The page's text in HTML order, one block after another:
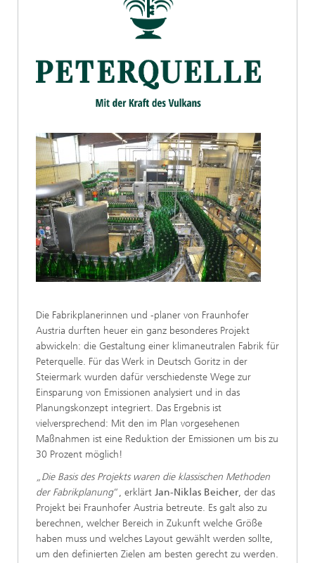
Die Fabrikplanerinnen und -planer von Fraunhofer
Austria durften heuer ein ganz besonderes Projekt
abwickeln: die Gestaltung einer klimaneutralen Fabrik für
Peterquelle. Für das Werk in Deutsch Goritz in der
Steiermark wurden dafür verschiedenste Wege zur
Einsparung von Emissionen analysiert und in das
Planungskonzept integriert. Das Ergebnis ist
vielversprechend: Mit den im Plan vorgesehenen
Maßnahmen ist eine Reduktion der Emissionen um bis zu
30 Prozent möglich!
„Die Basis des Projekts waren die klassischen Methoden
der Fabrikplanung“, erklärt Jan-Niklas Beicher, der das
Projekt bei Fraunhofer Austria betreute. Es galt also zu
berechnen, welcher Bereich in Zukunft welche Größe
haben muss und welches Layout gewählt werden sollte,
um den definierten Zielen am besten gerecht zu werden.